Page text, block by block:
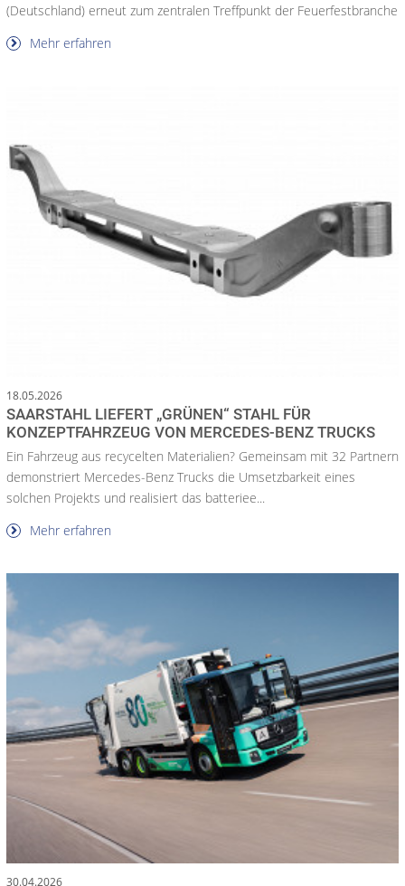
(Deutschland) erneut zum zentralen Treffpunkt der Feuerfestbranche
Mehr erfahren
18.05.2026
SAARSTAHL LIEFERT „GRÜNEN“ STAHL FÜR
KONZEPTFAHRZEUG VON MERCEDES-BENZ TRUCKS
Ein Fahrzeug aus recycelten Materialien? Gemeinsam mit 32 Partnern
demonstriert Mercedes-Benz Trucks die Umsetzbarkeit eines
solchen Projekts und realisiert das batteriee...
Mehr erfahren
30.04.2026